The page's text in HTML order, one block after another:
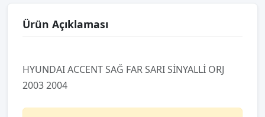
Ürün Açıklaması
HYUNDAI ACCENT SAĞ FAR SARI SİNYALLİ ORJ
2003 2004